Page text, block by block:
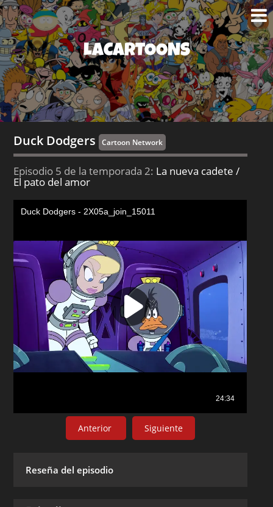
LACARTOONS
Duck Dodgers Cartoon Network
Episodio 5 de la temporada 2: La nueva cadete /
El pato del amor
Anterior Siguiente
Reseña del episodio